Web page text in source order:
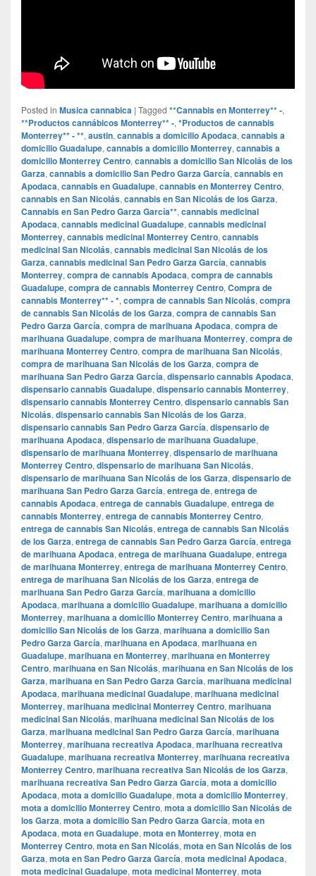
Posted in Musica cannabica | Tagged **Cannabis en Monterrey** -,
**Productos cannábicos Monterrey** -, *Productos de cannabis
Monterrey** - **, austin, cannabis a domicilio Apodaca, cannabis a
domicilio Guadalupe, cannabis a domicilio Monterrey, cannabis a
domicilio Monterrey Centro, cannabis a domicilio San Nicolás de los
Garza, cannabis a domicilio San Pedro Garza García, cannabis en
Apodaca, cannabis en Guadalupe, cannabis en Monterrey Centro,
cannabis en San Nicolás, cannabis en San Nicolás de los Garza,
Cannabis en San Pedro Garza García**, cannabis medicinal
Apodaca, cannabis medicinal Guadalupe, cannabis medicinal
Monterrey, cannabis medicinal Monterrey Centro, cannabis
medicinal San Nicolás, cannabis medicinal San Nicolás de los
Garza, cannabis medicinal San Pedro Garza García, cannabis
Monterrey, compra de cannabis Apodaca, compra de cannabis
Guadalupe, compra de cannabis Monterrey Centro, Compra de
cannabis Monterrey** - *, compra de cannabis San Nicolás, compra
de cannabis San Nicolás de los Garza, compra de cannabis San
Pedro Garza García, compra de marihuana Apodaca, compra de
marihuana Guadalupe, compra de marihuana Monterrey, compra de
marihuana Monterrey Centro, compra de marihuana San Nicolás,
compra de marihuana San Nicolás de los Garza, compra de
marihuana San Pedro Garza García, dispensario cannabis Apodaca,
dispensario cannabis Guadalupe, dispensario cannabis Monterrey,
dispensario cannabis Monterrey Centro, dispensario cannabis San
Nicolás, dispensario cannabis San Nicolás de los Garza,
dispensario cannabis San Pedro Garza García, dispensario de
marihuana Apodaca, dispensario de marihuana Guadalupe,
dispensario de marihuana Monterrey, dispensario de marihuana
Monterrey Centro, dispensario de marihuana San Nicolás,
dispensario de marihuana San Nicolás de los Garza, dispensario de
marihuana San Pedro Garza García, entrega de, entrega de
cannabis Apodaca, entrega de cannabis Guadalupe, entrega de
cannabis Monterrey, entrega de cannabis Monterrey Centro,
entrega de cannabis San Nicolás, entrega de cannabis San Nicolás
de los Garza, entrega de cannabis San Pedro Garza García, entrega
de marihuana Apodaca, entrega de marihuana Guadalupe, entrega
de marihuana Monterrey, entrega de marihuana Monterrey Centro,
entrega de marihuana San Nicolás de los Garza, entrega de
marihuana San Pedro Garza García, marihuana a domicilio
Apodaca, marihuana a domicilio Guadalupe, marihuana a domicilio
Monterrey, marihuana a domicilio Monterrey Centro, marihuana a
domicilio San Nicolás de los Garza, marihuana a domicilio San
Pedro Garza García, marihuana en Apodaca, marihuana en
Guadalupe, marihuana en Monterrey, marihuana en Monterrey
Centro, marihuana en San Nicolás, marihuana en San Nicolás de los
Garza, marihuana en San Pedro Garza García, marihuana medicinal
Apodaca, marihuana medicinal Guadalupe, marihuana medicinal
Monterrey, marihuana medicinal Monterrey Centro, marihuana
medicinal San Nicolás, marihuana medicinal San Nicolás de los
Garza, marihuana medicinal San Pedro Garza García, marihuana
Monterrey, marihuana recreativa Apodaca, marihuana recreativa
Guadalupe, marihuana recreativa Monterrey, marihuana recreativa
Monterrey Centro, marihuana recreativa San Nicolás de los Garza,
marihuana recreativa San Pedro Garza García, mota a domicilio
Apodaca, mota a domicilio Guadalupe, mota a domicilio Monterrey,
mota a domicilio Monterrey Centro, mota a domicilio San Nicolás de
los Garza, mota a domicilio San Pedro Garza García, mota en
Apodaca, mota en Guadalupe, mota en Monterrey, mota en
Monterrey Centro, mota en San Nicolás, mota en San Nicolás de los
Garza, mota en San Pedro Garza García, mota medicinal Apodaca,
mota medicinal Guadalupe, mota medicinal Monterrey, mota